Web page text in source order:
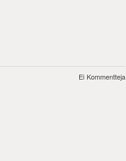
Ei Kommentteja